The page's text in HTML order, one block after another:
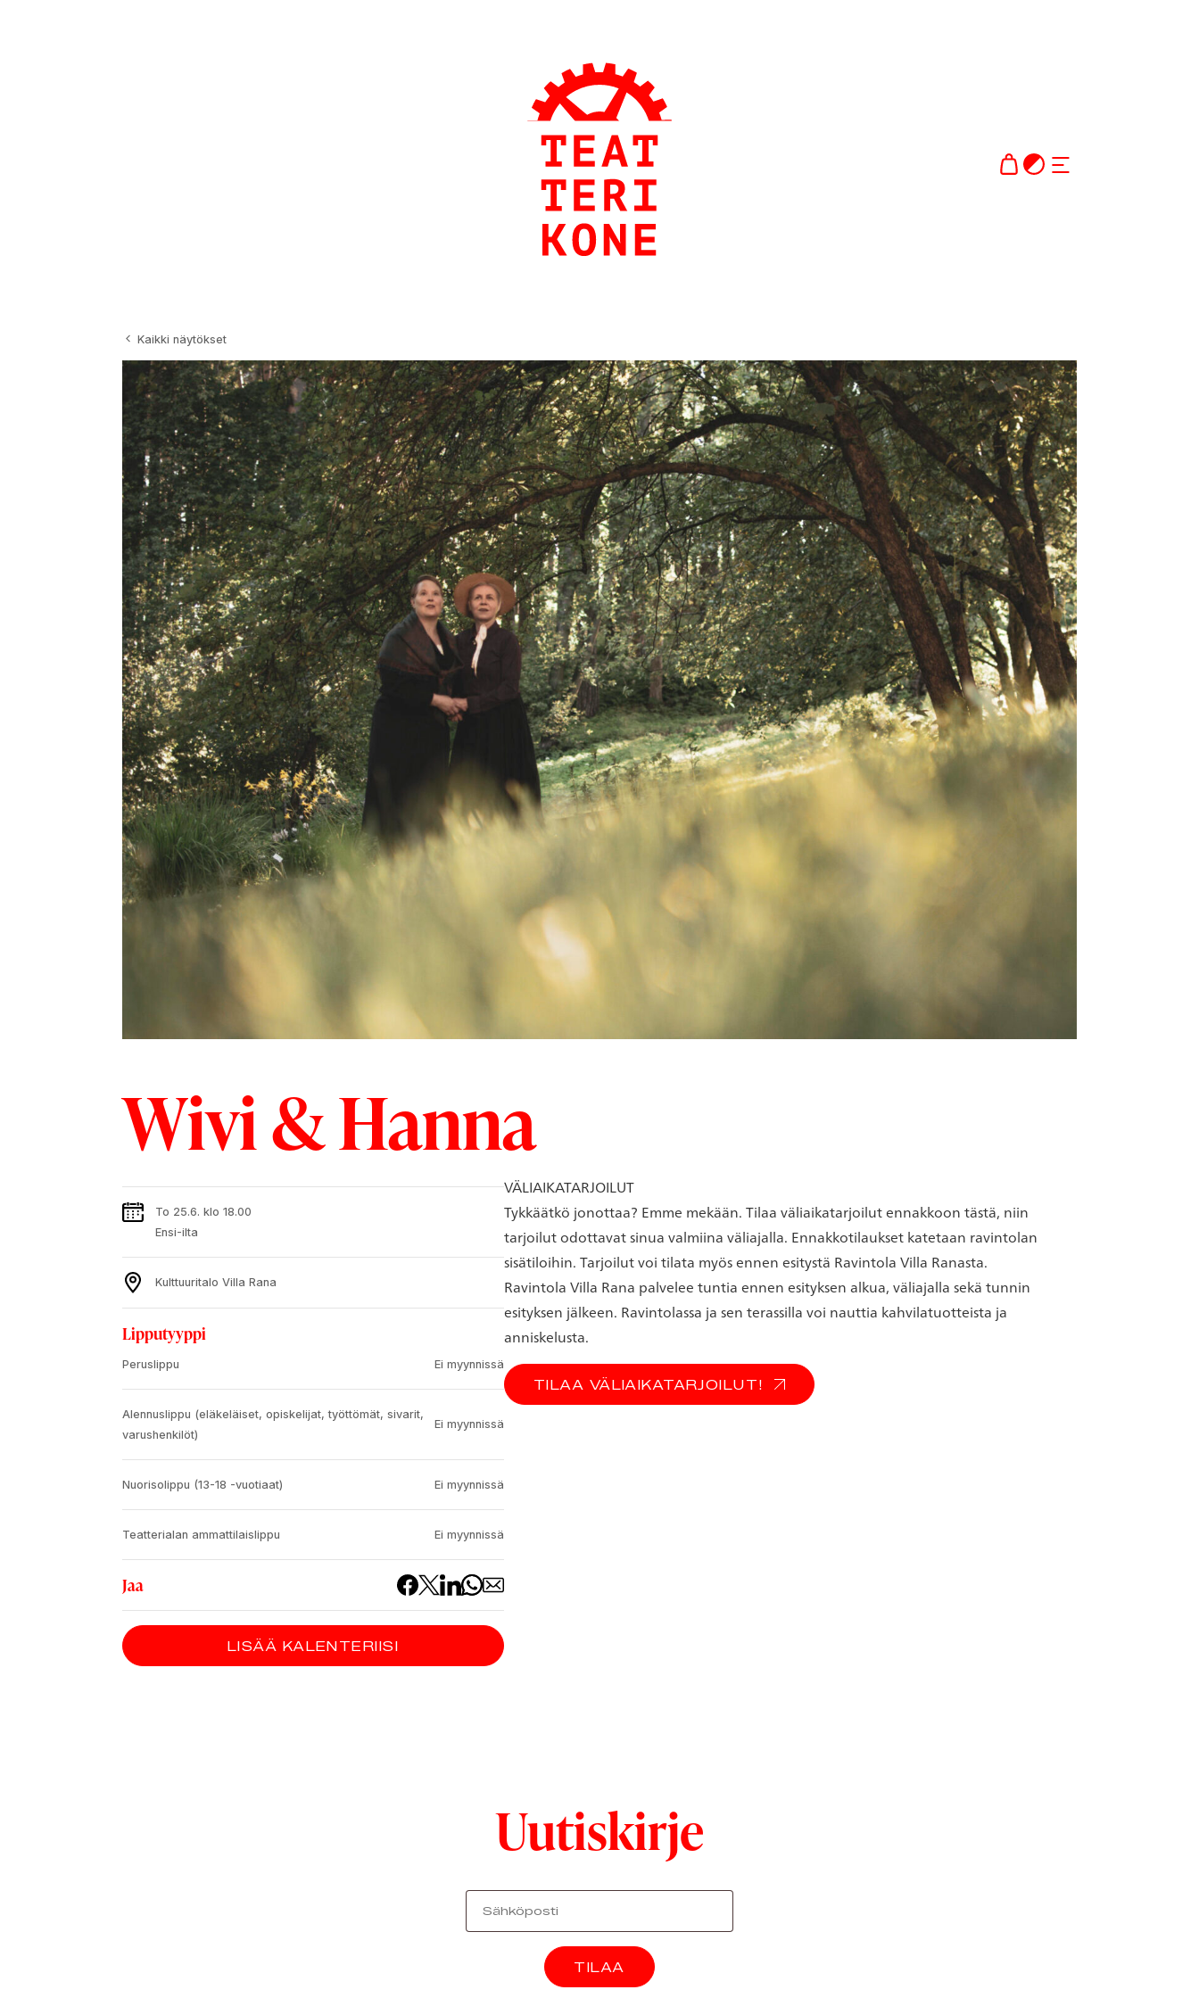
Dark theme
AVAA TAI SULJE
Kaikki näytökset
Wivi & Hanna
To 25.6. klo 18.00
Ensi-ilta
Kulttuuritalo Villa Rana
Lipputyyppi
Peruslippu Ei myynnissä
Alennuslippu (eläkeläiset, opiskelijat, työttömät, sivarit,
varushenkilöt)
Ei myynnissä
Nuorisolippu (13-18 -vuotiaat) Ei myynnissä
Teatterialan ammattilaislippu Ei myynnissä
Jaa
LISÄÄ KALENTERIISI
VÄLIAIKATARJOILUT
Tykkäätkö jonottaa? Emme mekään. Tilaa väliaikatarjoilut ennakkoon tästä, niin
tarjoilut odottavat sinua valmiina väliajalla. Ennakkotilaukset katetaan ravintolan
sisätiloihin. Tarjoilut voi tilata myös ennen esitystä Ravintola Villa Ranasta.
Ravintola Villa Rana palvelee tuntia ennen esityksen alkua, väliajalla sekä tunnin
esityksen jälkeen. Ravintolassa ja sen terassilla voi nauttia kahvilatuotteista ja
anniskelusta.
TILAA VÄLIAIKATARJOILUT!
Uutiskirje